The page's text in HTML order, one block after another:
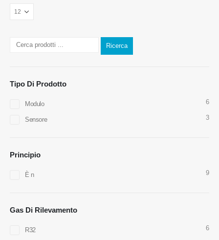
Ricerca
Tipo Di Prodotto
Modulo 6
Sensore 3
Principio
È n 9
Gas Di Rilevamento
R32 6
WhatsApp: +
WeChat: 18569903598